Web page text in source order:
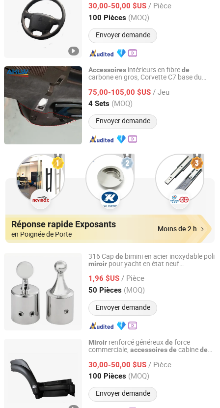
30,00-50,00 $US / Pièce
100 Pièces (MOQ)
Envoyer demande
Shandong, China Depuis 2025
Accessoires intérieurs en fibrede
carbone en gros, Corvette C7 base du
ventilation en véritable décor en fibre
carbone
75,00-105,00 $US / Jeu
4 Sets (MOQ)
Envoyer demande
Dongguan Aikeliwei Carbon Fiber Technology R&D Co.,
Ltd.
Guangdong, China
Réponse rapide Exposants
en Poignée de Porte
Moins de 2 h
316 Cap de bimini en acier inoxydable poli
miroir pour yacht en état neuf
1,96 $US / Pièce
50 Pièces (MOQ)
Envoyer demande
Shenxian Shenghui Stainless Co., Ltd.
Shandong, China Depuis 2023
Miroir renforcé généreuxde force
commerciale, accessoiresde cabinede
30,00-50,00 $US / Pièce
100 Pièces (MOQ)
Envoyer demande
Liangshan Ruisheng Trailer Accessories Co., Ltd.
Shandong, China Depuis 2025